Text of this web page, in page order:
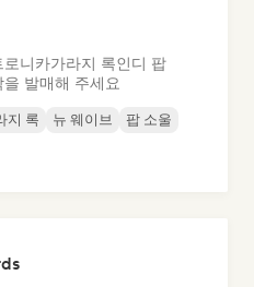
로니카가라지 록인디 팝
발매해 주세요
지 록 뉴 웨이브
팝 소울